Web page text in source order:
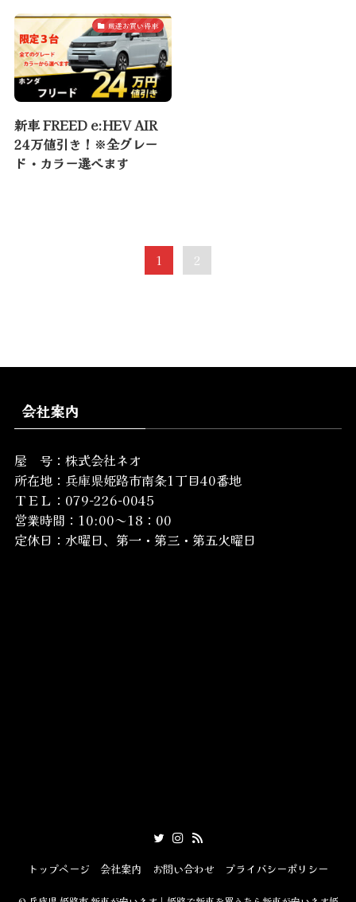
厳選お買い得車
新車 FREED e:HEV AIR
24万値引き！※全グレー
ド・カラー選べます
1 2
会社案内
屋 号：株式会社ネオ
所在地： 兵庫県姫路市南条1丁目40番地
ＴＥＬ：079-226-0045
営業時間：10:00～18：00
定休日：水曜日、第一・第三・第五火曜日
トップページ 会社案内 お問い合わせ プライバシーポリシー